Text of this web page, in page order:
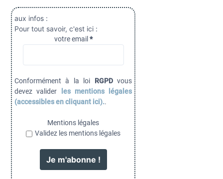
aux infos :
Pour tout savoir, c'est ici :
votre email *
Conformément à la loi RGPDvous
devez valider
les mentions légales
(accessibles en cliquant ici)..
Mentions légales
Validez les mentions légales